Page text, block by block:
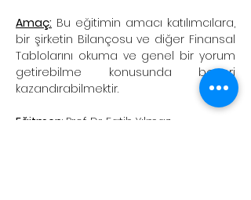
Amaç: Bu eğitimin amacı katılımcılara,
bir şirketin Bilançosu ve diğer Finansal
Tablolarını okuma ve genel bir yorum
getirebilme konusunda beceri
kazandırabilmektir.
Eğitmen: Prof. Dr. Fatih Yılmaz